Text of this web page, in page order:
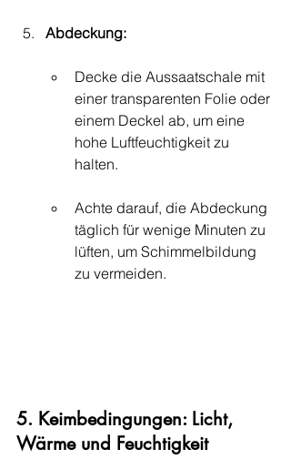
Abdeckung:
Decke die Aussaatschale mit
einer transparenten Folie oder
einem Deckel ab, um eine
hohe Luftfeuchtigkeit zu
halten.
Achte darauf, die Abdeckung
täglich für wenige Minuten zu
lüften, um Schimmelbildung
zu vermeiden.
5. Keimbedingungen: Licht,
Wärme und Feuchtigkeit